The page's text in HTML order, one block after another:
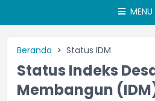
MENU
Beranda Status IDM
Status Indeks
Membangun